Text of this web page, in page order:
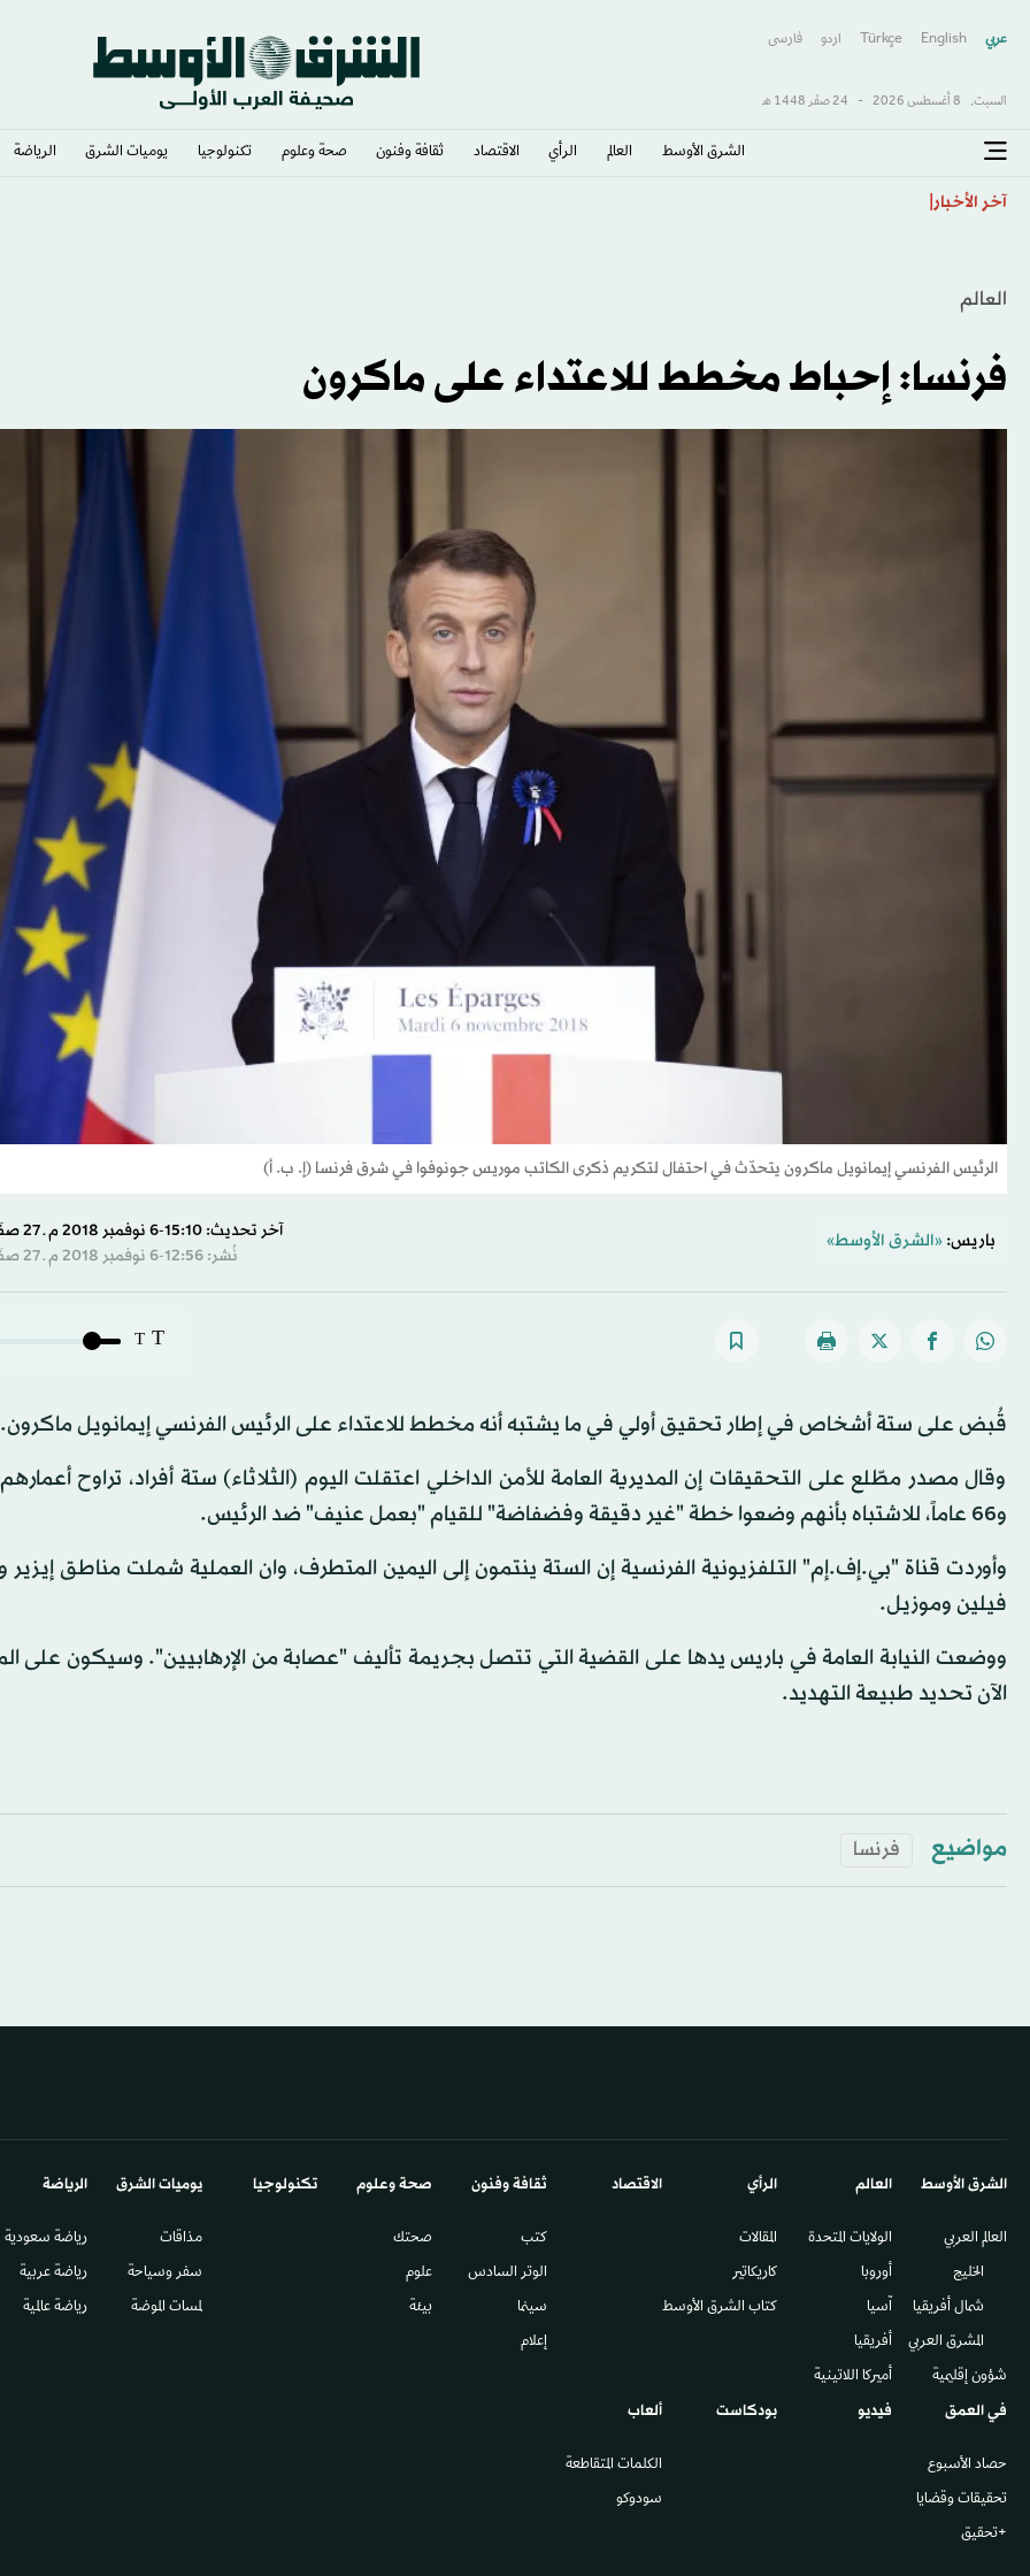
عربي English
Türkçe اردو فارسى
السبت, 8 أغسطس 2026 - 24 صفَر 1448 هـ
الشرق الأوسط​ العالم الرأي الاقتصاد ثقافة وفنون صحة وعلوم تكنولوجيا يوميات الشرق​ الرياضة
آخر الأخبار
العالم
فرنسا: إحباط مخطط للاعتداء على ماكرون
الرئيس الفرنسي إيمانويل ماكرون يتحدّث في احتفال لتكريم ذكرى الكاتب موريس جونوفوا في شرق فرنسا (إ. ب. أ)
باريس: «الشرق الأوسط»
آخر تحديث: 15:10-6 نوفمبر 2018 م ـ 27 صفَر 1440 هـ
نُشر: 12:56-6 نوفمبر 2018 م ـ 27 صفَر 1440 هـ
T
T
قُبض على ستة أشخاص في إطار تحقيق أولي في ما يشتبه أنه مخطط للاعتداء على الرئيس الفرنسي إيمانويل ماكرون.
و66 عاماً، للاشتباه بأنهم وضعوا خطة "غير دقيقة وفضفاضة" للقيام "بعمل عنيف" ضد الرئيس.
وأوردت قناة "بي.إف.إم" التلفزيونية الفرنسية إن الستة ينتمون إلى اليمين المتطرف، وان العملية شملت مناطق إيزير
فيلين وموزيل.
ووضعت النيابة العامة في باريس يدها على القضية التي تتصل بجريمة تأليف "عصابة من الإرهابيين". وسيكون على
الآن تحديد طبيعة التهديد.
مواضيع فرنسا
الشرق الأوسط​
العالم العربي
الخليج
شمال أفريقيا
المشرق العربي
شؤون إقليمية
العالم
الولايات المتحدة
أوروبا
آسيا
أفريقيا
أميركا اللاتينية
الرأي
المقالات
كاريكاتير
كتاب الشرق الأوسط
الاقتصاد ثقافة وفنون
كتب
الوتر السادس​
سينما
إعلام
صحة وعلوم
صحتك
علوم
بيئة
تكنولوجيا يوميات الشرق​
مذاقات
سفر وسياحة
لمسات الموضة
الرياضة
رياضة سعودية
رياضة عربية
رياضة عالمية
في العمق
حصاد الأسبوع
تحقيقات وقضايا
+تحقيق
فيديو بودكاست ألعاب
الكلمات المتقاطعة
سودوكو